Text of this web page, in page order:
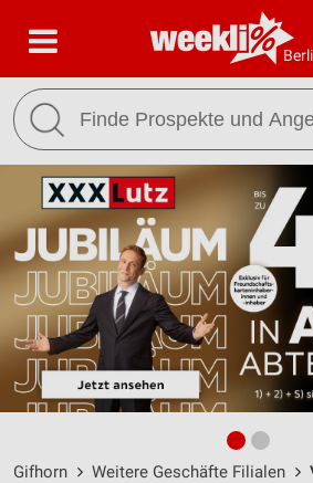
Gifhorn Weitere Geschäfte Filialen